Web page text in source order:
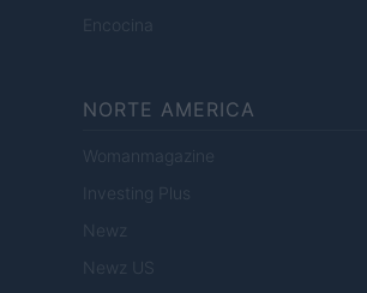
Encocina
NORTE AMERICA
Womanmagazine
Investing Plus
Newz
Newz US